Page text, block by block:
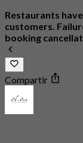
Restaurants
customers.
booking
Compartir